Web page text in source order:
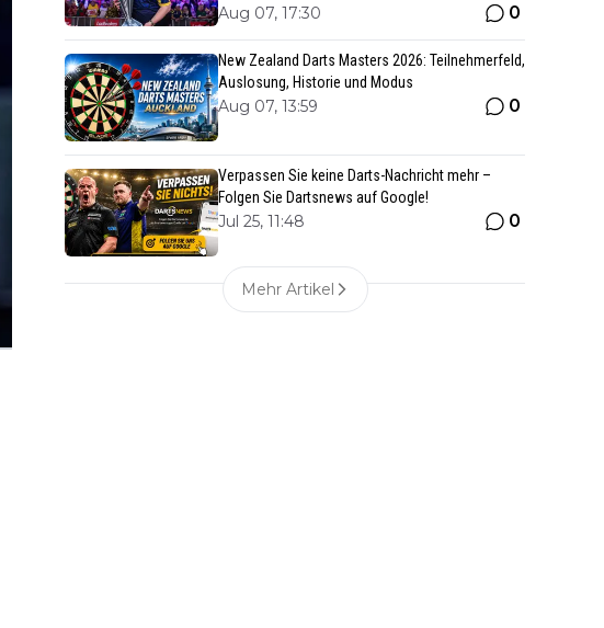
Aug 07, 17:30 0
New Zealand Darts Masters 2026: Teilnehmerfeld,
Auslosung, Historie und Modus
Aug 07, 13:59 0
Verpassen Sie keine Darts-Nachricht mehr –
Folgen Sie Dartsnews auf Google!
Jul 25, 11:48 0
Mehr Artikel